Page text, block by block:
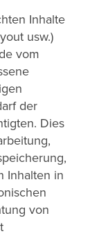
Inhalte
usw.)
vom
der
Dies
Inhalten in
von